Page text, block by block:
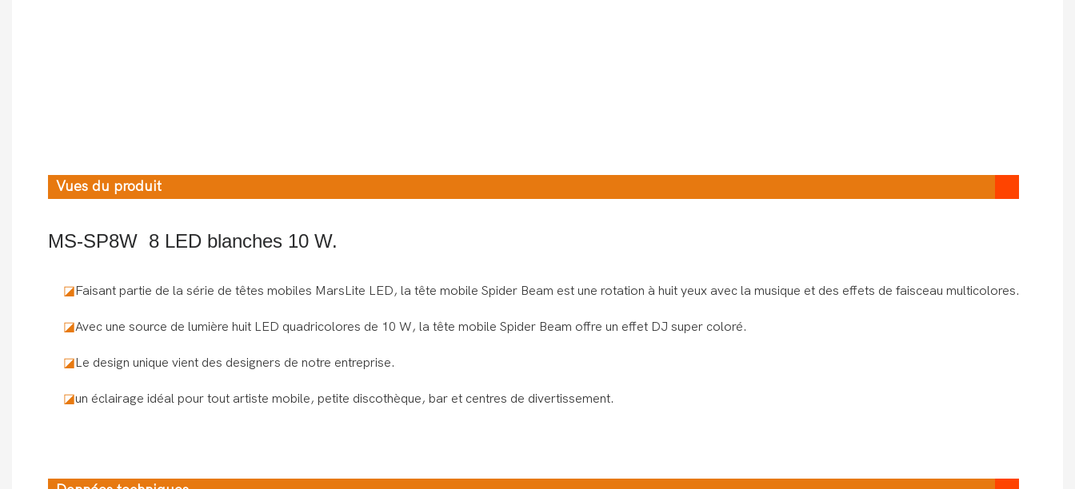
Vues du produit
MS-SP8W 8 LED blanches 10 W.
◪Faisant partie de la série de têtes mobiles MarsLite LED, la tête mobile Spider Beam est une rotation à huit yeux avec la musique et des effets de faisceau multicolores.
◪Avec une source de lumière huit LED quadricolores de 10 W, la tête mobile Spider Beam offre un effet DJ super coloré.
◪Le design unique vient des designers de notre entreprise.
◪un éclairage idéal pour tout artiste mobile, petite discothèque, bar et centres de divertissement.